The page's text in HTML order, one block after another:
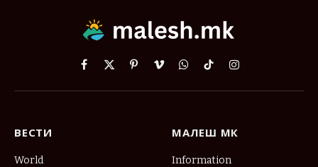
Facebook
X
PinterestVimeoWhatsApp
TikTokInstagram
ВЕСТИ
World
МАЛЕШ МК
Information